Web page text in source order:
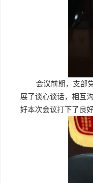
会议前期，支部
展了谈心谈话，相互
好本次会议打下了良好